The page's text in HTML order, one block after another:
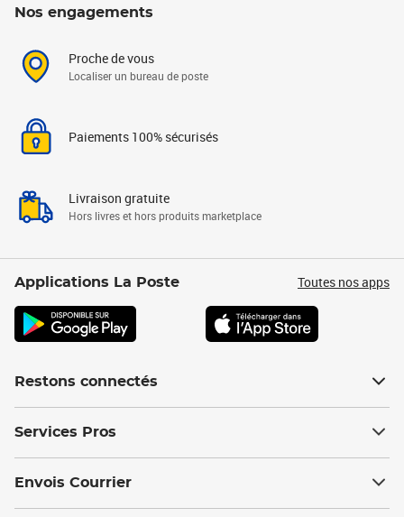
Nos engagements
Proche de vous
Localiser un bureau de poste
Paiements 100% sécurisés
Livraison gratuite
Hors livres et hors produits marketplace
Applications La Poste Toutes nos apps
Restons connectés
Services Pros
Envois Courrier